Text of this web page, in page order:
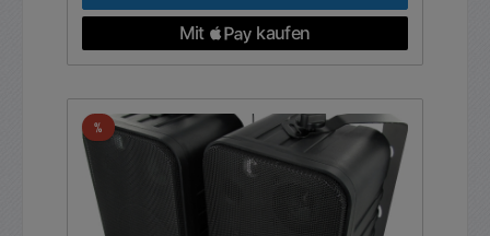
%Rabatt